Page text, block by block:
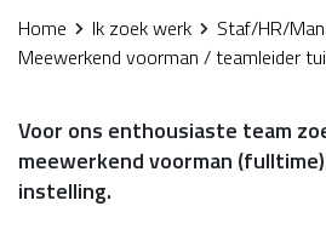
Home Ik zoek werk
Staf/HR/
Meewerkend voorman / teamleider
Voor ons enthousiaste team
meewerkend voorman
instelling.